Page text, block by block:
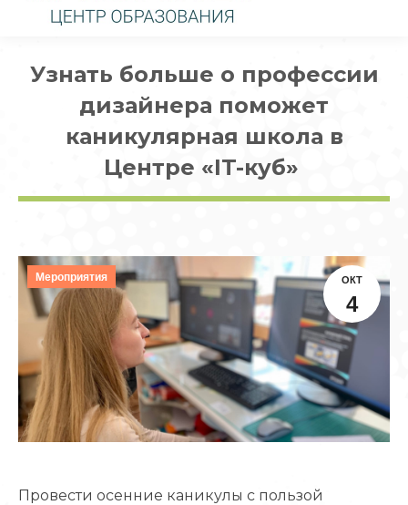
Узнать больше о профессии
дизайнера поможет
каникулярная школа в
Центре «IT-куб»
ОКТ
4
Мероприятия
Провести осенние каникулы с пользой